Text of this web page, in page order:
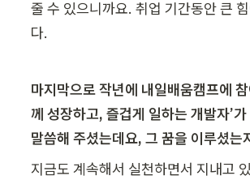
줄 수 있으니까요. 취업 기간동안 큰
다.
마지막으로 작년에 내일배움캠프에
께 성장하고, 즐겁게 일하는 개발자’
말씀해 주셨는데요, 그 꿈을 이루셨는
지금도 계속해서 실천하면서 지내고